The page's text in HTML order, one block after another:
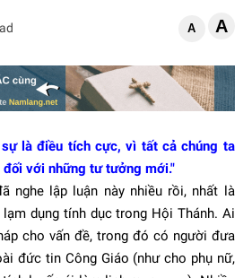
A A
là điều tích cực, vì tất cả chúng ta
với những tư tưởng mới."
nghe lập luận này nhiều rồi, nhất là
dụng tính dục trong Hội Thánh. Ai
cho vấn đề, trong đó có người đưa
đức tin Công Giáo (như cho phụ nữ,